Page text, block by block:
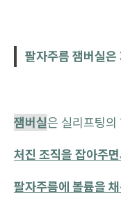
팔자주름 잼버실
잼버실은 실리프팅의
처진 조직을 잡아주
팔자주름에 볼륨을